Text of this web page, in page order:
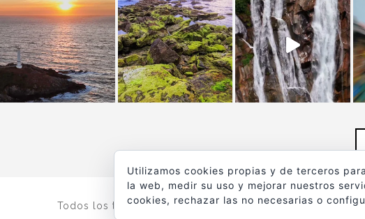
Todos los textos y fotografías de
Utilizamos cookies propias y de terceros
la web, medir su uso y mejorar nuestros
cookies, rechazar las no necesarias o